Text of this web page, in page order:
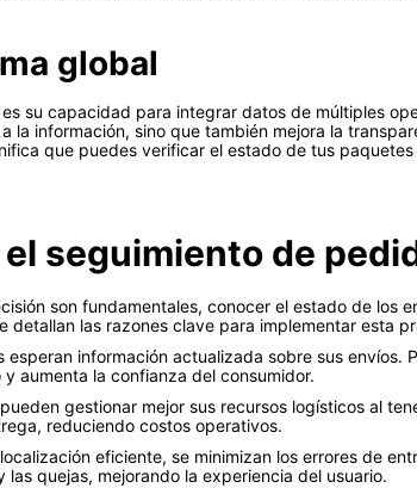
global
su capacidad para integrar datos de múltiples
la información, sino que también mejora la
que puedes verificar el estado de tus
seguimiento de
son fundamentales, conocer el estado de los
detallan las razones clave para implementar esta
esperan información actualizada sobre sus
aumenta la confianza del consumidor.
gestionar mejor sus recursos logísticos al
reduciendo costos operativos.
eficiente, se minimizan los errores de
quejas, mejorando la experiencia del usuario.